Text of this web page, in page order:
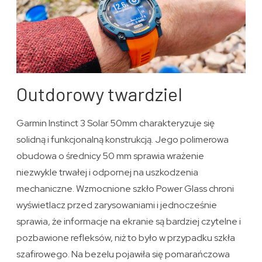
Outdorowy twardziel
Garmin Instinct 3 Solar 50mm charakteryzuje się
solidną i funkcjonalną konstrukcją. Jego polimerowa
obudowa o średnicy 50 mm sprawia wrażenie
niezwykle trwałej i odpornej na uszkodzenia
mechaniczne. Wzmocnione szkło Power Glass chroni
wyświetlacz przed zarysowaniami i jednocześnie
sprawia, że informacje na ekranie są bardziej czytelne i
pozbawione refleksów, niż to było w przypadku szkła
szafirowego. Na bezelu pojawiła się pomarańczowa